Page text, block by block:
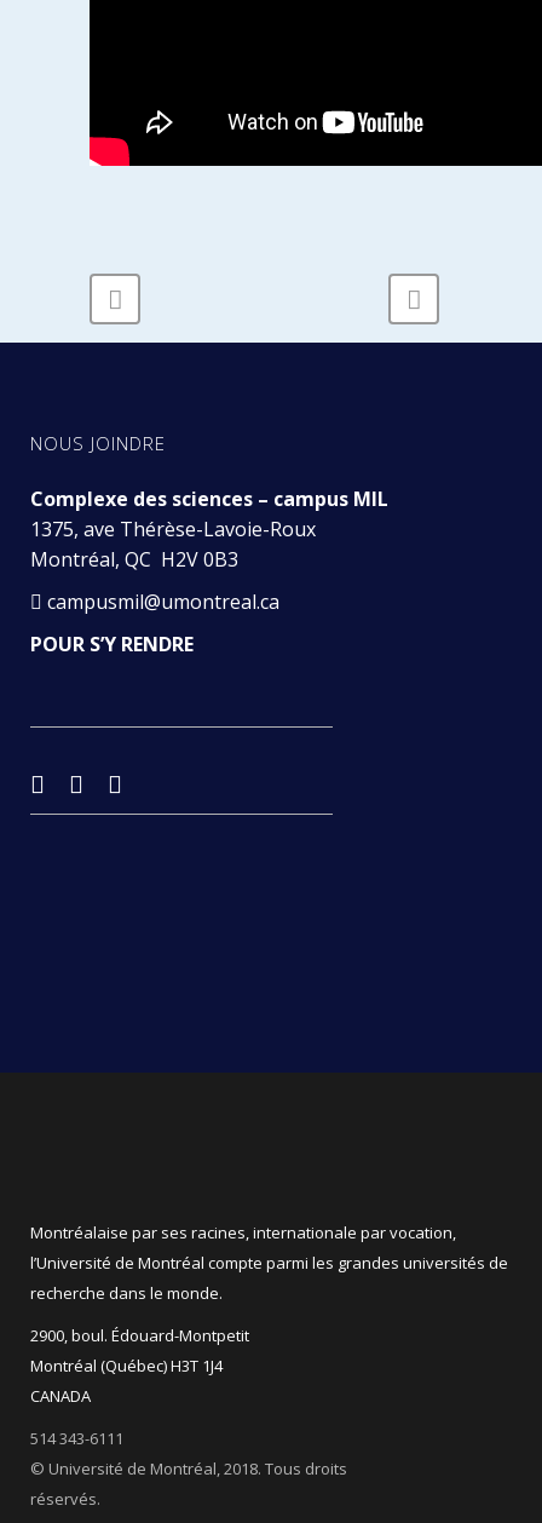
NOUS JOINDRE
Complexe des sciences – campus MIL
1375, ave Thérèse-Lavoie-Roux
Montréal, QC H2V 0B3
campusmil@umontreal.ca
POUR S’Y RENDRE
Montréalaise par ses racines, internationale par vocation,
l’Université de Montréal compte parmi les grandes universités de
recherche dans le monde.
2900, boul. Édouard-Montpetit
Montréal (Québec) H3T 1J4
CANADA
514 343-6111
© Université de Montréal, 2018. Tous droits
réservés.